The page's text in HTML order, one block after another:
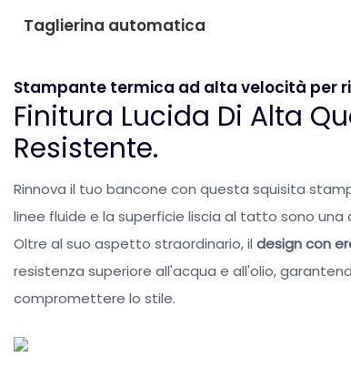
Taglierina automatica
Stampante termica ad alta velocità per
Finitura Lucida Di Alta
Resistente.
Rinnova il tuo bancone con questa squisita
linee fluide e la superficie liscia al tatto sono una
Oltre al suo aspetto straordinario, il design con
resistenza superiore all'acqua e all'olio,
compromettere lo stile.